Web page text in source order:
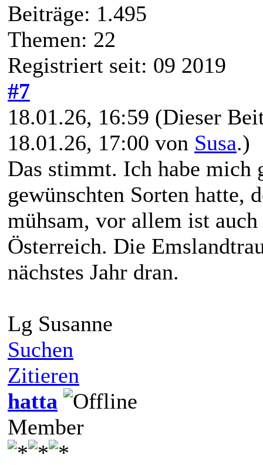
Beiträge: 1.495
Themen: 22
Registriert seit: 09 2019
#7
18.01.26, 16:59 (Dieser
18.01.26, 17:00 von Susa.)
Das stimmt. Ich habe mich
gewünschten Sorten hatte,
mühsam, vor allem ist auch
Österreich. Die
nächstes Jahr dran.
Lg Susanne
Suchen
Zitieren
hatta
Member